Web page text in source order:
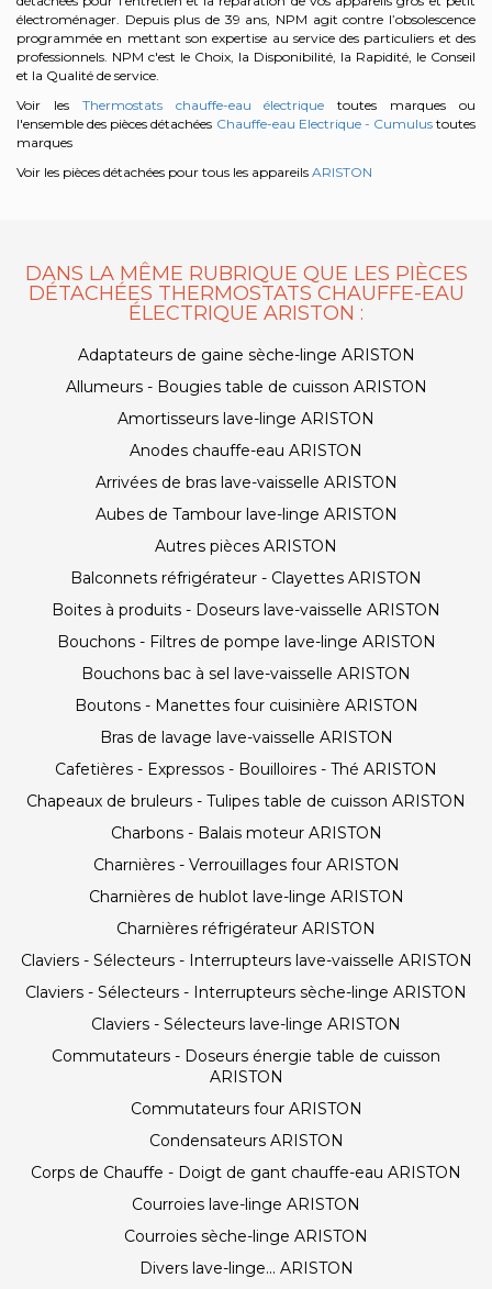
électroménager. Depuis plus de 39 ans, NPM agit contre l’obsolescence
programmée en mettant son expertise au service des particuliers et des
professionnels. NPM c'est le Choix, la Disponibilité, la Rapidité, le Conseil
et la Qualité de service.
Voir les Thermostats chauffe-eau électrique toutes marques ou
l'ensemble des pièces détachées Chauffe-eau Electrique - Cumulustoutes
marques
Voir les pièces détachées pour tous les appareils ARISTON
DANS LA MÊME RUBRIQUE QUE LES PIÈCES
DÉTACHÉES THERMOSTATS CHAUFFE-EAU
ÉLECTRIQUE ARISTON :
Adaptateurs de gaine sèche-linge ARISTON
Allumeurs - Bougies table de cuisson ARISTON
Amortisseurs lave-linge ARISTON
Anodes chauffe-eau ARISTON
Arrivées de bras lave-vaisselle ARISTON
Aubes de Tambour lave-linge ARISTON
Autres pièces ARISTON
Balconnets réfrigérateur - Clayettes ARISTON
Boites à produits - Doseurs lave-vaisselle ARISTON
Bouchons - Filtres de pompe lave-linge ARISTON
Bouchons bac à sel lave-vaisselle ARISTON
Boutons - Manettes four cuisinière ARISTON
Bras de lavage lave-vaisselle ARISTON
Cafetières - Expressos - Bouilloires - Thé ARISTON
Chapeaux de bruleurs - Tulipes table de cuisson ARISTON
Charbons - Balais moteur ARISTON
Charnières - Verrouillages four ARISTON
Charnières de hublot lave-linge ARISTON
Charnières réfrigérateur ARISTON
Claviers - Sélecteurs - Interrupteurs lave-vaisselle ARISTON
Claviers - Sélecteurs - Interrupteurs sèche-linge ARISTON
Claviers - Sélecteurs lave-linge ARISTON
Commutateurs - Doseurs énergie table de cuisson
ARISTON
Commutateurs four ARISTON
Condensateurs ARISTON
Corps de Chauffe - Doigt de gant chauffe-eau ARISTON
Courroies lave-linge ARISTON
Courroies sèche-linge ARISTON
Divers lave-linge... ARISTON